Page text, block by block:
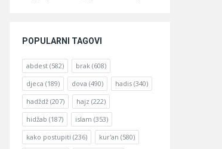
POPULARNI TAGOVI
abdest (582) brak (608)
djeca (189) dova (490) hadis (340)
hadždž (207) hajz (222)
hidžab (187) islam (353)
kako postupiti (236) kur'an (580)